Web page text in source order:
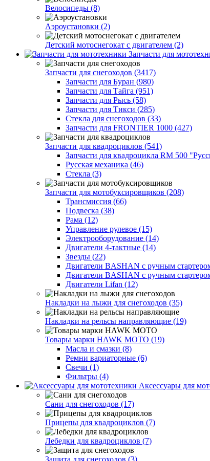
Велосипеды (8)
Аэроустановки (2)
Детский мотоснегокат с двигателем (2)
Запчасти для
Запчасти для снегоходов (3417)
Запчасти для Буран (980)
Запчасти для Тайга (951)
Запчасти для Рысь (58)
Запчасти для Тикси (285)
Стекла для снегоходов (33)
Запчасти для FRONTIER 1000 (427)
Запчасти для квадроциклов (541)
Запчасти для квадроцикла RM 500
Русская механика (46)
Стекла (3)
Запчасти для мотобуксировщиков (208)
Трансмиссия (66)
Подвеска (38)
Рама (12)
Управление рулевое (15)
Электрооборудование (14)
Двигатели 4-тактные (14)
Звезды (22)
Двигатели BASHAN с ручным
Двигатели BASHAN с ручным
Двигатели Lifan (12)
Накладки на лыжи для снегоходов (35)
Накладки на рельсы направляющие (19)
Товары марки HAWK MOTO (19)
Масла и смазки (8)
Ремни вариаторные (6)
Свечи (1)
Фильтры (4)
Аксессуары для
Сани для снегоходов (17)
Прицепы для квадроциклов (7)
Лебедки для квадроциклов (7)
Защита для снегоходов (3)